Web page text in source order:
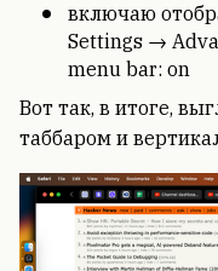
включаю
Settings →
menu bar: on
Вот так, в итоге,
таббаром и